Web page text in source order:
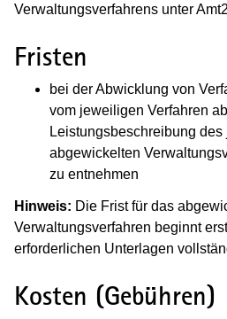
Verwaltungsverfahrens unter
Fristen
bei der Abwicklung von
vom jeweiligen Verfahren
Leistungsbeschreibung
abgewickelten
zu entnehmen
Hinweis: Die Frist für das
Verwaltungsverfahren beginnt
erforderlichen Unterlagen
Kosten (Gebühren)